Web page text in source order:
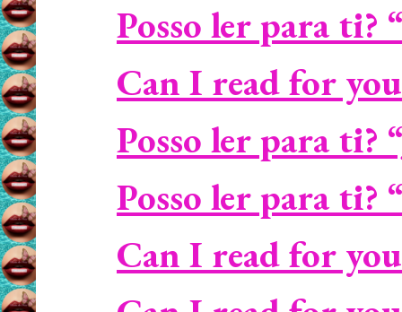
Posso ler para ti?
Can I read for
Posso ler para ti?
Posso ler para ti?
Can I read for